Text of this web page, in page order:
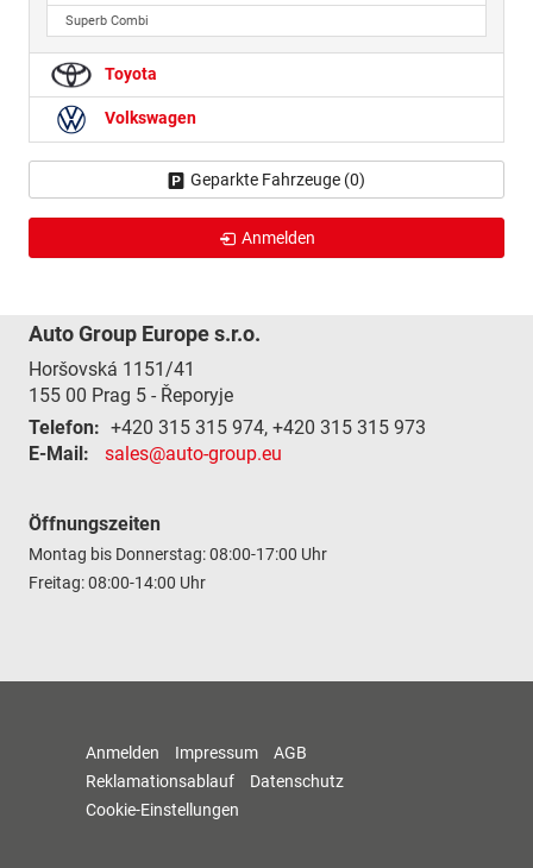
Superb Combi
Toyota
Volkswagen
Geparkte Fahrzeuge (0)
Anmelden
Auto Group Europe s.r.o.
Horšovská 1151/41
155 00 Prag 5 - Řeporyje
Telefon: +420 315 315 974, +420 315 315 973
E-Mail:
sales@auto-group.eu
Öffnungszeiten
Montag bis Donnerstag: 08:00-17:00 Uhr
Freitag: 08:00-14:00 Uhr
Anmelden Impressum
AGB
Reklamationsablauf
Datenschutz
Cookie-Einstellungen